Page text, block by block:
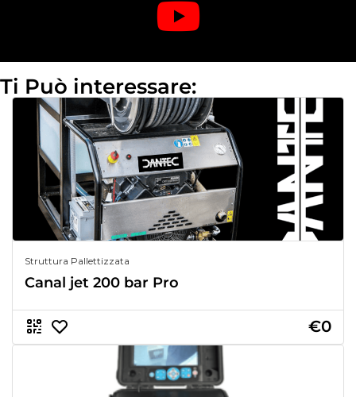
Ti Può interessare:
Struttura Pallettizzata
Canal jet 200 bar Pro
€0